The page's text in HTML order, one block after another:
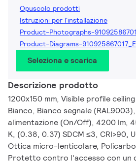
Opuscolo prodotti
Istruzioni per l'installazione
Product-Photographs-
Product-Diagrams-
Seleziona e scarica
Descrizione prodotto
1200x150 mm, Visible profile
Bianco, Bianco segnale
alimentazione (On/Off), 4200 lm,
K, (0.38, 0.37) SDCM ≤3, CRI>90,
Ottica micro-lenticolare,
Protetto contro l'accesso con